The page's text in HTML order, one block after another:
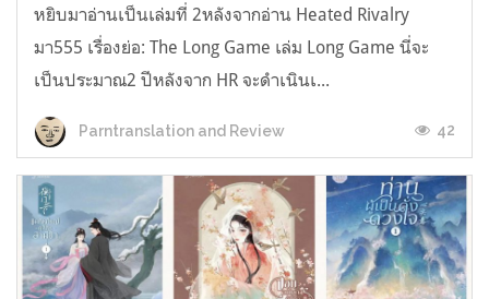
หยิบมาอ่านเป็นเล่มที่ 2หลังจากอ่าน Heated Rivalry
มา555 เรื่องย่อ: The Long Game เล่ม Long Game นี่จะ
เป็นประมาณ2 ปีหลังจาก HR จะดำเนินเ...
Parntranslation and Review 42